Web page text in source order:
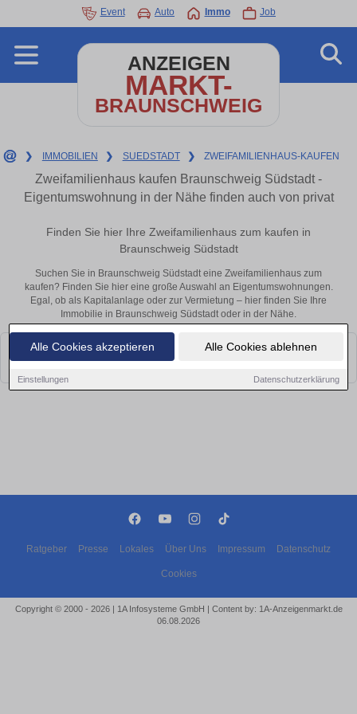
Alle Cookies akzeptieren Alle Cookies ablehnen
Einstellungen Datenschutzerklärung
Event Auto Immo Job
ANZEIGEN
MARKT-
BRAUNSCHWEIG
❯ IMMOBILIEN ❯ SUEDSTADT ❯ ZWEIFAMILIENHAUS-KAUFEN
Zweifamilienhaus kaufen Braunschweig Südstadt -
Eigentumswohnung in der Nähe finden auch von privat
Finden Sie hier Ihre Zweifamilienhaus zum kaufen in
Braunschweig Südstadt
Suchen Sie in Braunschweig Südstadt eine Zweifamilienhaus zum
kaufen? Finden Sie hier eine große Auswahl an Eigentumswohnungen.
Egal, ob als Kapitalanlage oder zur Vermietung – hier finden Sie Ihre
Immobilie in Braunschweig Südstadt oder in der Nähe.
Leider konnten wir derzeit keine passenden Objekte finden. Schauen Sie
bald wieder vorbei!
Ratgeber Presse Lokales Über Uns Impressum Datenschutz
Cookies
Copyright © 2000 - 2026 | 1A Infosysteme GmbH | Content by: 1A-Anzeigenmarkt.de
06.08.2026